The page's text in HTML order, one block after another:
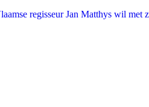
regisseur Jan Matthys wil